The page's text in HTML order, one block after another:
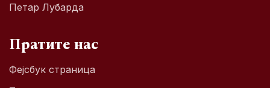
Петар Лубарда
Пратите нас
Фејсбук страница